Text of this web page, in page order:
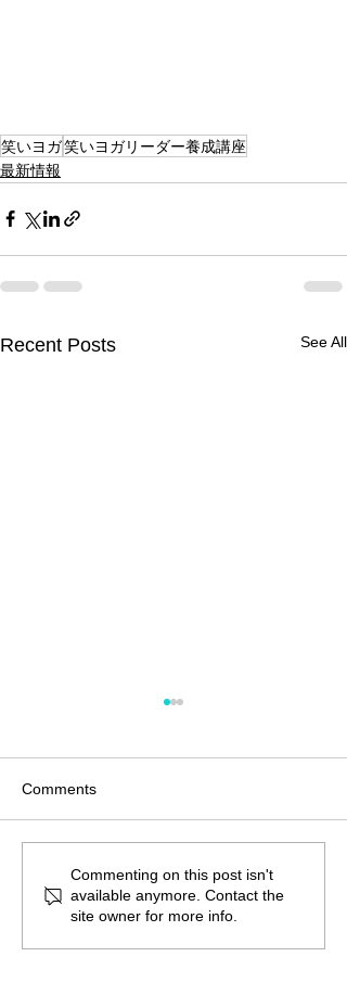
笑いヨガ笑いヨガリーダー養成講座
最新情報
Recent Posts See All
夏季休業のお知らせ
Comments
Commenting on this post isn't
available anymore. Contact the
site owner for more info.